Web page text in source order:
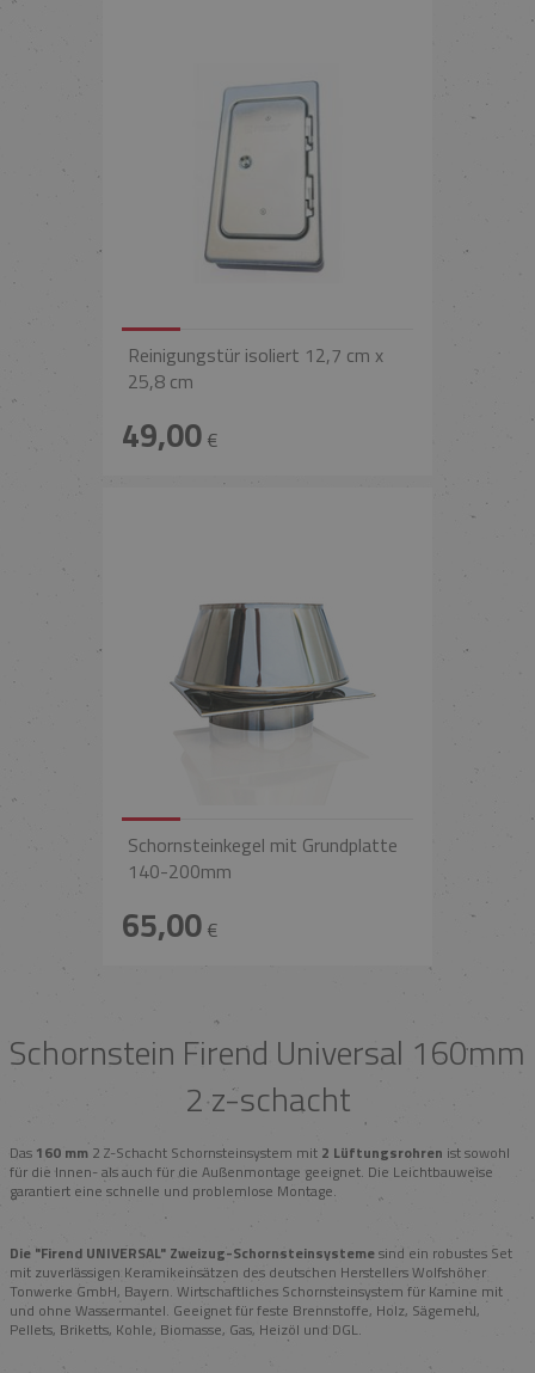
Reinigungstür isoliert 12,7 cm x
25,8 cm
49,00€
Schornsteinkegel mit Grundplatte
140-200mm
65,00€
Schornstein Firend Universal 160mm
2 z-schacht
Das 160 mm 2 Z-Schacht Schornsteinsystem mit 2 Lüftungsrohren ist sowohl
für die Innen- als auch für die Außenmontage geeignet. Die Leichtbauweise
garantiert eine schnelle und problemlose Montage.
Die "Firend UNIVERSAL" Zweizug-Schornsteinsystemesind ein robustes Set
mit zuverlässigen Keramikeinsätzen des deutschen Herstellers Wolfshöher
Tonwerke GmbH, Bayern. Wirtschaftliches Schornsteinsystem für Kamine mit
und ohne Wassermantel. Geeignet für feste Brennstoffe, Holz, Sägemehl,
Pellets, Briketts, Kohle, Biomasse, Gas, Heizöl und DGL.